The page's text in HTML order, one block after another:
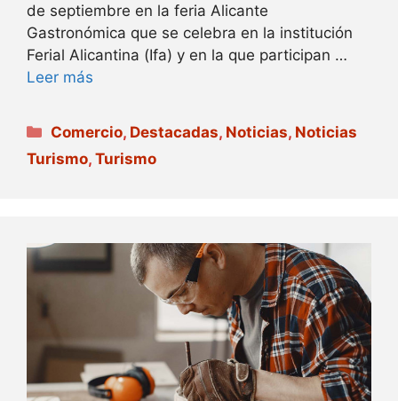
de septiembre en la feria Alicante
Gastronómica que se celebra en la institución
Ferial Alicantina (Ifa) y en la que participan …
Leer más
Categorías
Comercio, Destacadas, Noticias, Noticias
Turismo, Turismo